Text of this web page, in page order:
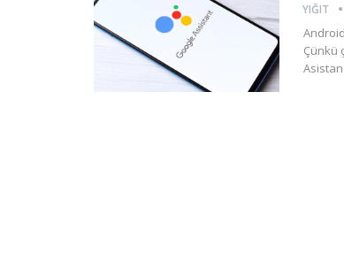
YIĞIT
Çünkü